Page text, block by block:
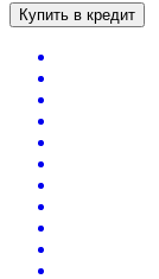
Купить в кредит